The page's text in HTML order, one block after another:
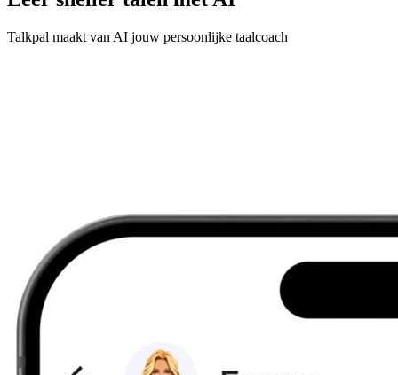
Talkpal maakt van AI jouw persoonlijke taalcoach